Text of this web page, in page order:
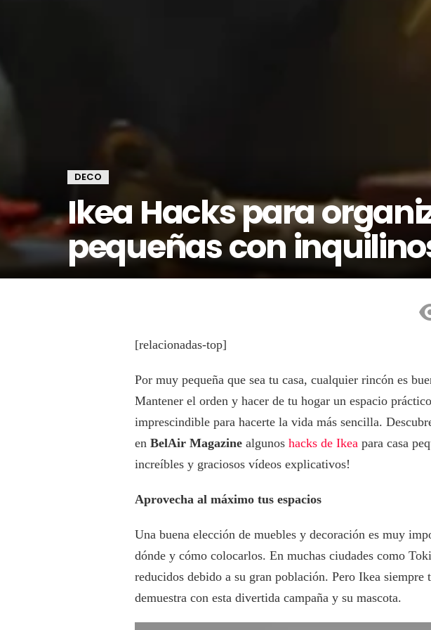
DECO
Ikea Hacks para
pequeñas con
[relacionadas-top]
Por muy pequeña que sea tu casa, cualquier rincón es
Mantener el orden y hacer de tu hogar un espacio
imprescindible para hacerte la vida más sencilla.
en BelAir Magazine algunos hacks de Ikea para casa
increíbles y graciosos vídeos explicativos!
Aprovecha al máximo tus espacios
Una buena elección de muebles y decoración es muy
dónde y cómo colocarlos. En muchas ciudades como
reducidos debido a su gran población. Pero Ikea
demuestra con esta divertida campaña y su mascota.